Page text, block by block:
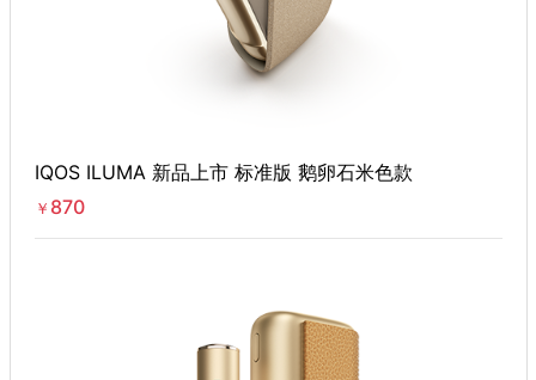
IQOS ILUMA 新品上市 标准版 鹅卵石米色款
￥ 870